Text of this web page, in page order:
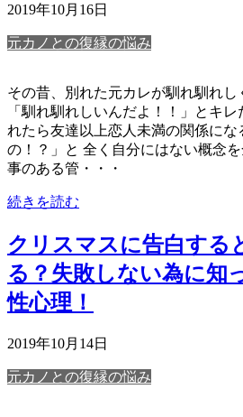
2019年10月16日
元カノとの復縁の悩み
その昔、別れた元カレが馴れ馴れ
「馴れ馴れしいんだよ！！」とキ
れたら友達以上恋人未満の関係にな
の！？」と 全く自分にはない概念
事のある管・・・
続きを読む
クリスマスに告白する
る？失敗しない為に知
性心理！
2019年10月14日
元カノとの復縁の悩み